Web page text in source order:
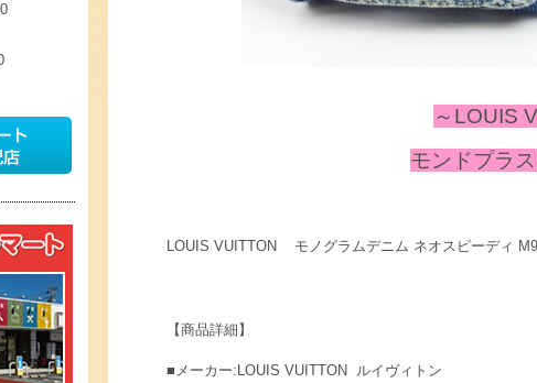
～LOUIS
モンドプラ
LOUIS VUITTON モノグラムデニム ネオスピーディ
【商品詳細】
■メーカー:LOUIS VUITTON ルイヴィトン